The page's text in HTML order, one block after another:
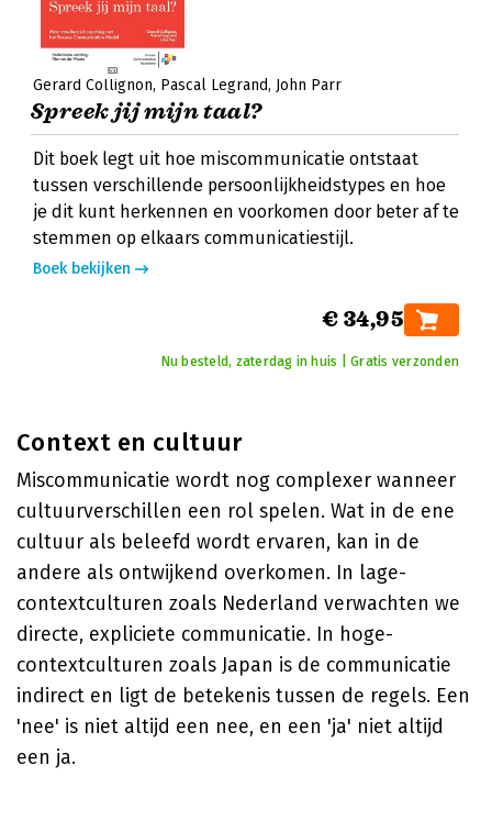
Gerard Collignon Pascal Legrand John Parr
Spreek jij mijn taal?
Dit boek legt uit hoe miscommunicatie ontstaat
tussen verschillende persoonlijkheidstypes en hoe
je dit kunt herkennen en voorkomen door beter af te
stemmen op elkaars communicatiestijl.
Boek bekijken
€ 34,95
Nu besteld, zaterdag in huis | Gratis verzonden
Context en cultuur
Miscommunicatie wordt nog complexer wanneer
cultuurverschillen een rol spelen. Wat in de ene
cultuur als beleefd wordt ervaren, kan in de
andere als ontwijkend overkomen. In lage-
contextculturen zoals Nederland verwachten we
directe, expliciete communicatie. In hoge-
contextculturen zoals Japan is de communicatie
indirect en ligt de betekenis tussen de regels. Een
'nee' is niet altijd een nee, en een 'ja' niet altijd
een ja.